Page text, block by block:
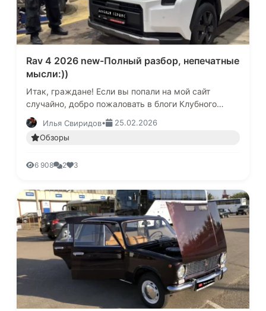
Rav 4 2026 new-Полный разбор, непечатные
мысли:))
Итак, граждане! Если вы попали на мой сайт
случайно, добро пожаловать в блоги Клубного
Сервиса! Да, дед еще и пишет, порой:))Говорить
будем про новый Рав 4 и ту…
Илья Свиридов•
25.02.2026
Обзоры
6 908 2 3